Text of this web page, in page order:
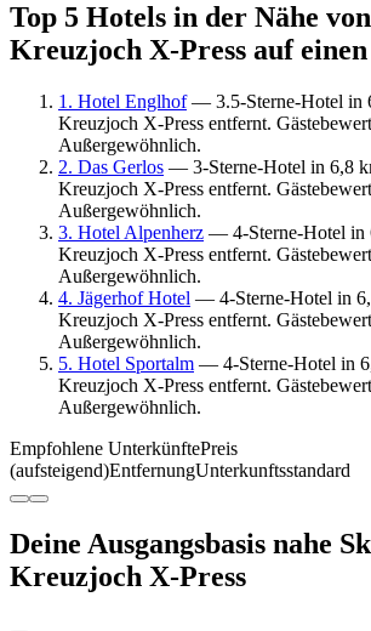
Top 5 Hotels in der Nähe
Kreuzjoch X-Press auf
1. Hotel Englhof— 3.5-Sterne-Hotel in
Kreuzjoch X-Press entfernt.
Außergewöhnlich.
2. Das Gerlos — 3-Sterne-Hotel in 6,8
Kreuzjoch X-Press entfernt.
Außergewöhnlich.
3. Hotel Alpenherz — 4-Sterne-Hotel in
Kreuzjoch X-Press entfernt.
Außergewöhnlich.
4. Jägerhof Hotel — 4-Sterne-Hotel in
Kreuzjoch X-Press entfernt.
Außergewöhnlich.
5. Hotel Sportalm — 4-Sterne-Hotel in
Kreuzjoch X-Press entfernt.
Außergewöhnlich.
Empfohlene UnterkünftePreis
(aufsteigend)EntfernungUnterkunftsstandard
Deine Ausgangsbasis nahe
Kreuzjoch X-Press